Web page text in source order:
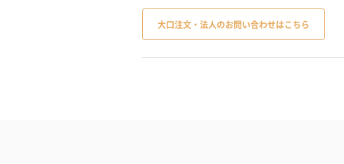
大口注文・法人のお問い合わせはこちら